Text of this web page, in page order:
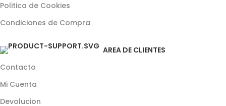
AREA DE CLIENTES
Contacto
Mi Cuenta
Devolucion
Politica de Cookies
Condiciones de Compra